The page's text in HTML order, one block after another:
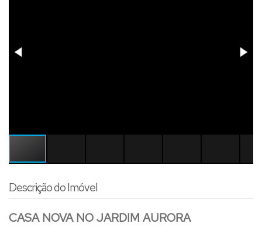
Descrição do Imóvel
CASA NOVA NO JARDIM AURORA